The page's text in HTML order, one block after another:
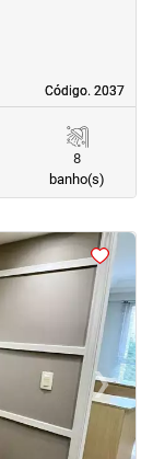
Código. 2037
Código. 2037
8
banho(s)
›Next